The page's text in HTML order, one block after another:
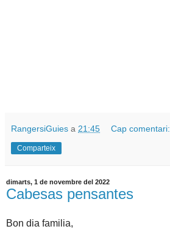
RangersiGuies a 21:45 Cap comentari:
Comparteix
dimarts, 1 de novembre del 2022
Cabesas pensantes
Bon dia familia,